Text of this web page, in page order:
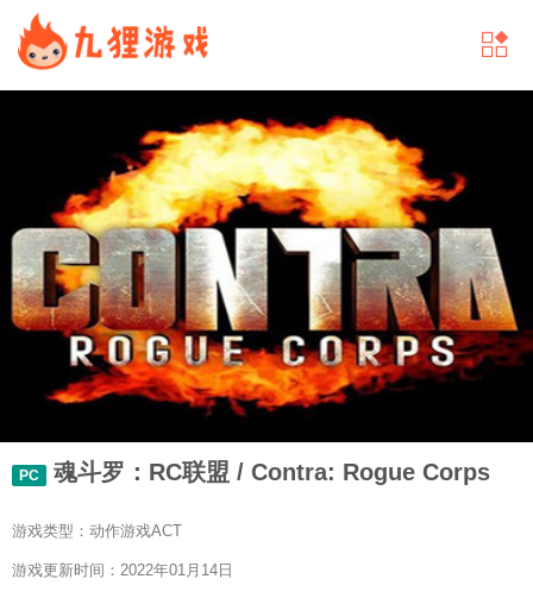
PC 魂斗罗：RC联盟 / Contra: Rogue Corps
游戏类型：动作游戏ACT
游戏更新时间：2022年01月14日